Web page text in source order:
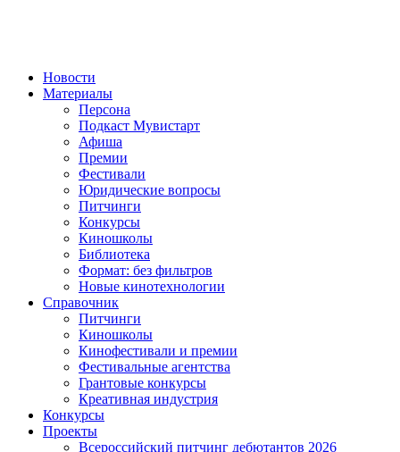
Новости
Материалы
Персона
Подкаст Мувистарт
Афиша
Премии
Фестивали
Юридические вопросы
Питчинги
Конкурсы
Киношколы
Библиотека
Формат: без фильтров
Новые кинотехнологии
Справочник
Питчинги
Киношколы
Кинофестивали и премии
Фестивальные агентства
Грантовые конкурсы
Креативная индустрия
Конкурсы
Проекты
Всероссийский питчинг дебютантов 2026